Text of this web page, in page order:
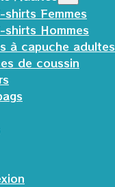
shirts Femmes
shirts Hommes
à capuche adultes
de coussin